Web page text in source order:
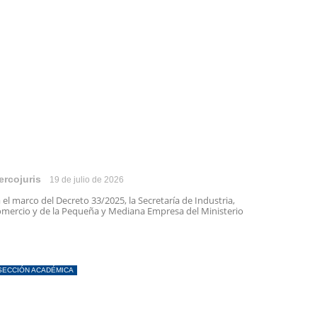
19 de julio de 2026
el marco del Decreto 33/2025, la Secretaría de Industria,
y de la Pequeña y Mediana Empresa del Ministerio
ACADÉMICA